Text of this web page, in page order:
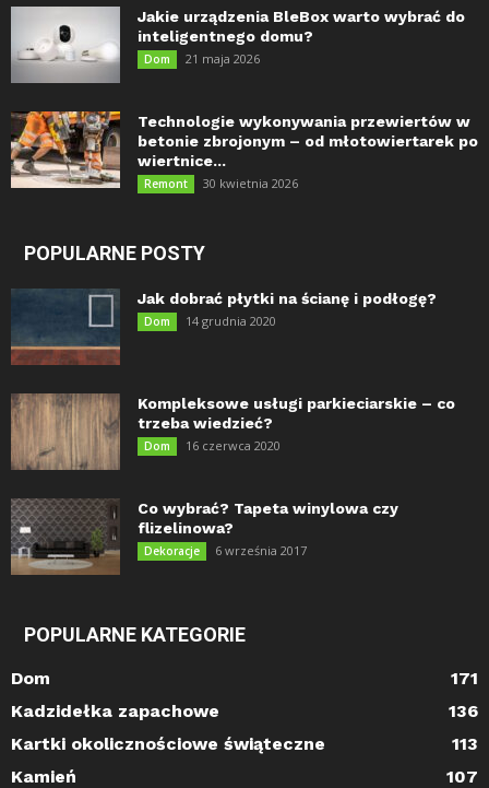
Jakie urządzenia BleBox warto wybrać do
inteligentnego domu?
Dom 21 maja 2026
Technologie wykonywania przewiertów w
betonie zbrojonym – od młotowiertarek po
wiertnice...
Remont 30 kwietnia 2026
POPULARNE POSTY
Jak dobrać płytki na ścianę i podłogę?
Dom 14 grudnia 2020
Kompleksowe usługi parkieciarskie – co
trzeba wiedzieć?
Dom 16 czerwca 2020
Co wybrać? Tapeta winylowa czy
flizelinowa?
Dekoracje 6 września 2017
POPULARNE KATEGORIE
Dom
171
Kadzidełka zapachowe
136
Kartki okolicznościowe świąteczne
113
Kamień
107